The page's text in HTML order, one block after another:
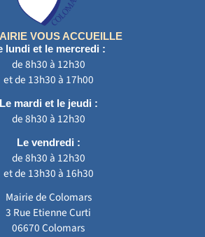
VOUS ACCUEILLE
lundi et le mercredi :
de 8h30 à 12h30
et de 13h30 à 17h00
Le mardi et le jeudi :
de 8h30 à 12h30
Le vendredi :
de 8h30 à 12h30
et de 13h30 à 16h30
Mairie de Colomars
3 Rue Etienne Curti
06670 Colomars